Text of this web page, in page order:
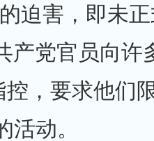
迫害，​​即未
产党官员向许
，要求他们
活动。